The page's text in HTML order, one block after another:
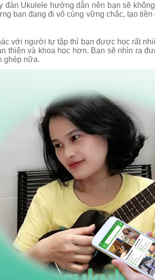
đàn Ukulele hướng dẫn nên bạn sẽ
bạn đang đi vô cùng vững chắc, tạo
với người tự tập thì bạn được học rất
thiện và khoa học hơn. Bạn sẽ nhìn ra
ghép nữa.